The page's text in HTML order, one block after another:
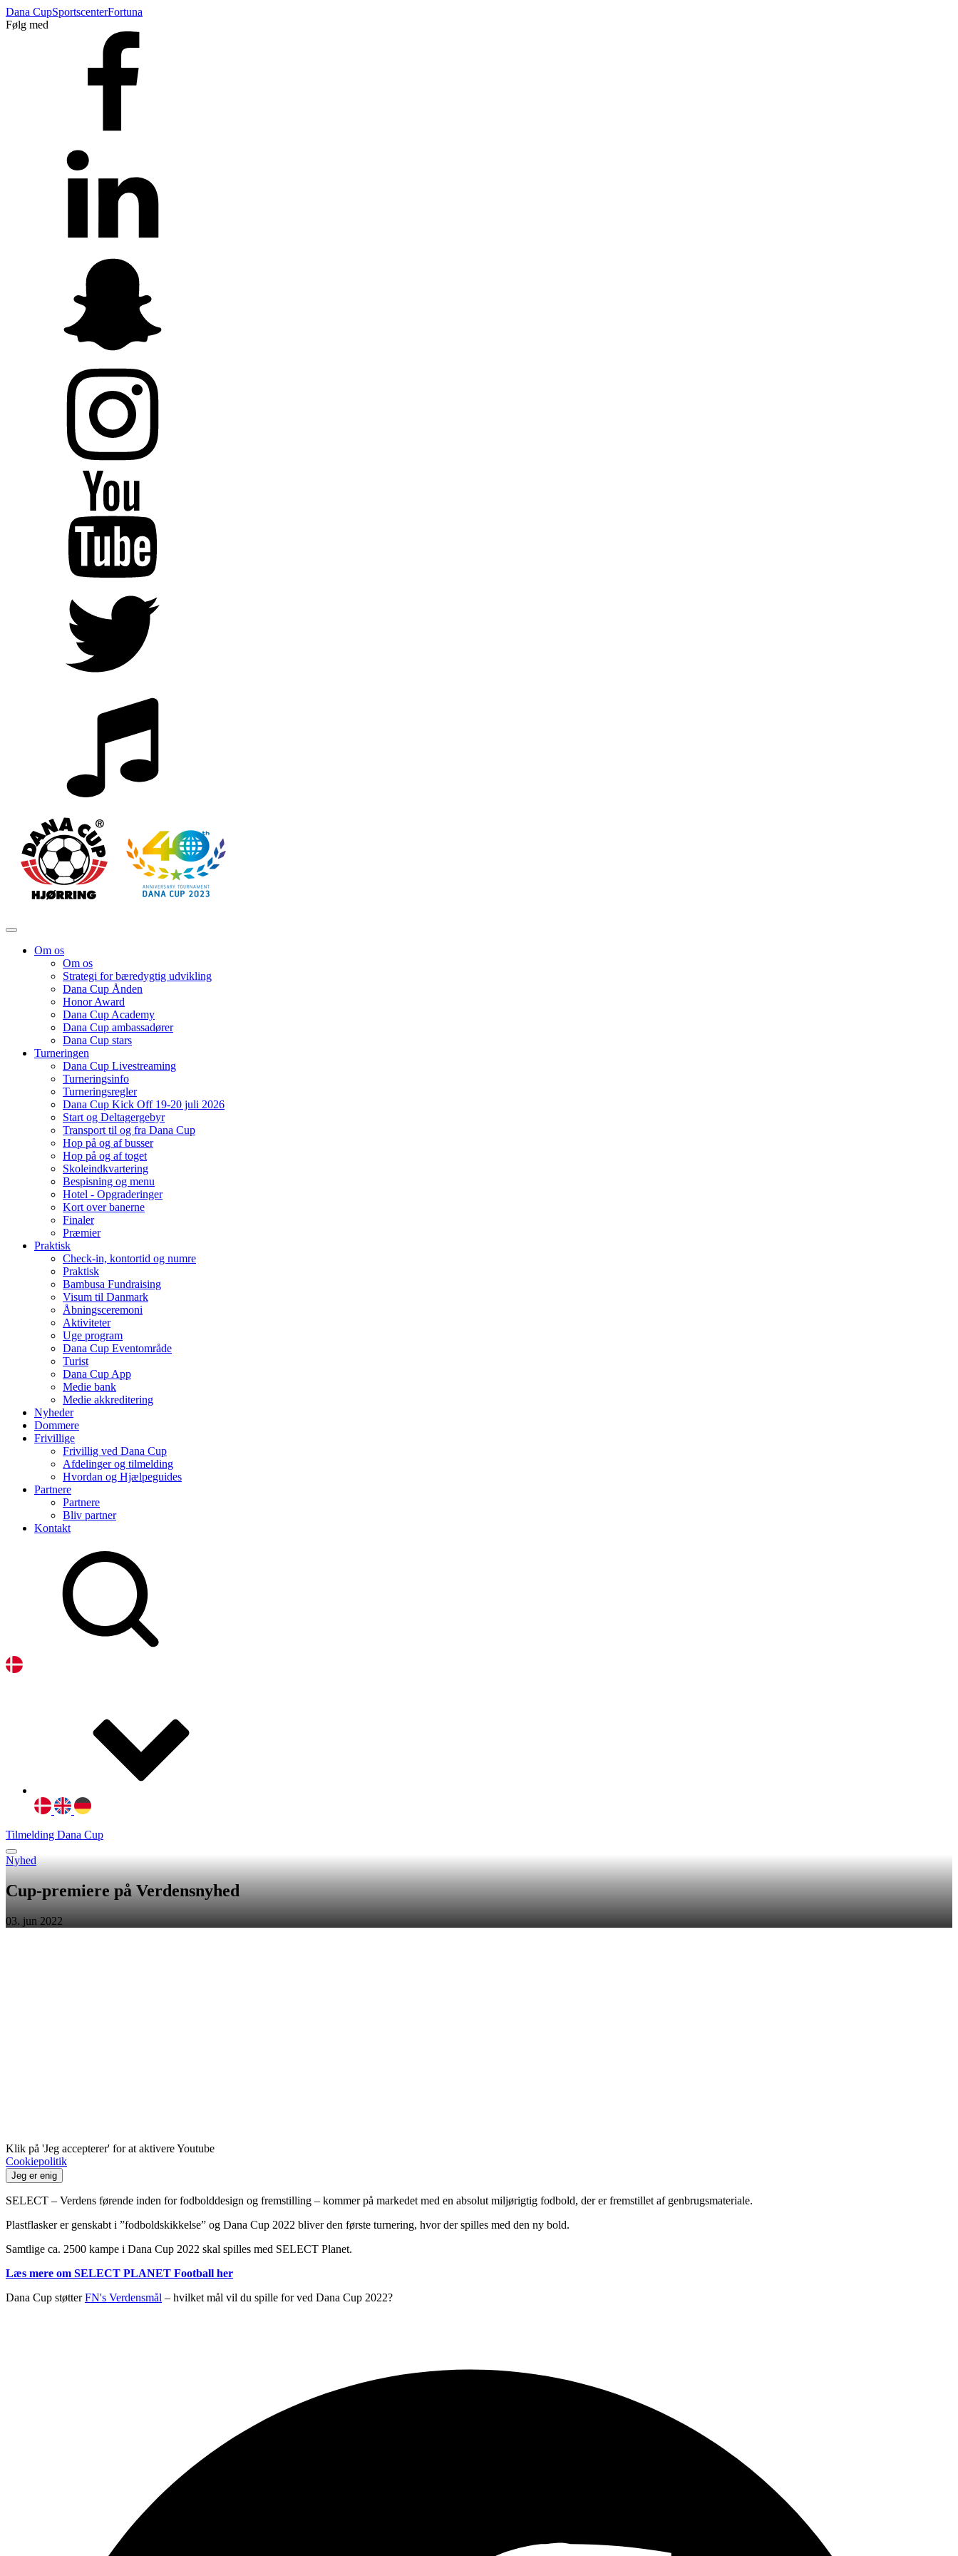
Dana CupSportscenterFortuna
Følg med
Om os
Om os
Strategi for bæredygtig udvikling
Dana Cup Ånden
Honor Award
Dana Cup Academy
Dana Cup ambassadører
Dana Cup stars
Turneringen
Dana Cup Livestreaming
Turneringsinfo
Turneringsregler
Dana Cup Kick Off 19-20 juli 2026
Start og Deltagergebyr
Transport til og fra Dana Cup
Hop på og af busser
Hop på og af toget
Skoleindkvartering
Bespisning og menu
Hotel - Opgraderinger
Kort over banerne
Finaler
Præmier
Praktisk
Check-in, kontortid og numre
Praktisk
Bambusa Fundraising
Visum til Danmark
Åbningsceremoni
Aktiviteter
Uge program
Dana Cup Eventområde
Turist
Dana Cup App
Medie bank
Medie akkreditering
Nyheder
Dommere
Frivillige
Frivillig ved Dana Cup
Afdelinger og tilmelding
Hvordan og Hjælpeguides
Partnere
Partnere
Bliv partner
Kontakt
Tilmelding Dana Cup
Nyhed
Cup-premiere på Verdensnyhed
03. jun 2022
Klik på 'Jeg accepterer' for at aktivere Youtube
Cookiepolitik
Jeg er enig
SELECT – Verdens førende inden for fodbolddesign og fremstilling – kommer på markedet med en absolut miljørigtig fodbold, der er fremstillet af genbrugsmateriale.
Plastflasker er genskabt i ”fodboldskikkelse” og Dana Cup 2022 bliver den første turnering, hvor der spilles med den ny bold.
Samtlige ca. 2500 kampe i Dana Cup 2022 skal spilles med SELECT Planet.
Læs mere om SELECT PLANET Football her
Dana Cup støtterFN's Verdensmål – hvilket mål vil du spille for ved Dana Cup 2022?